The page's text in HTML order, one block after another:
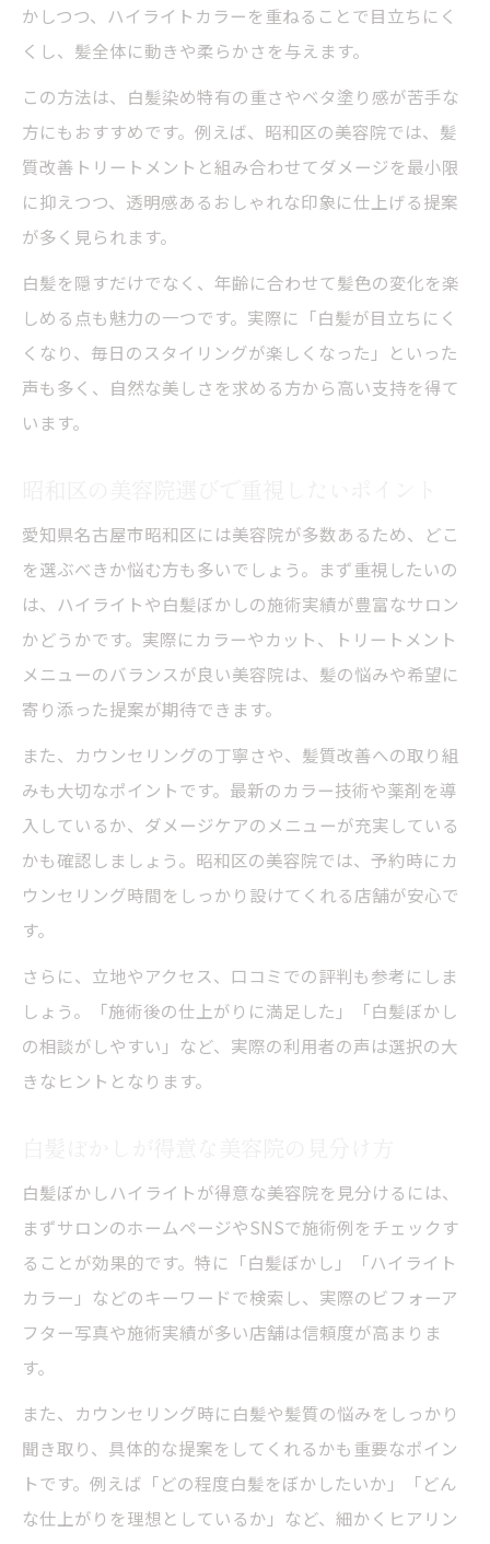
髪質改善も叶う美容院のハイライト提案例
ダメージ少なく透明感を出す秘訣を公開
美容院でダメージを抑えた施術の流れを紹
介
透明感重視の美容院ハイライト技術の特徴
白髪ぼかしで傷みにくい美容院選びの工夫
髪質改善できる美容院のこだわりポイント
トリートメント重視の美容院施術で差をつ
ける
昭和区で注目の白髪ぼかし体験ポイント
昭和区で話題の美容院白髪ぼかし体験談
美容院で相談しやすい雰囲気が人気の理由
白髪が気になり始めたら相談したい美容院
白髪ぼかしデビューにおすすめの美容院相
美容院カウンセリングで理想をしっかり伝
えるコツ
白髪が気になった時の美容院選びの新基準
美容院で悩み解消へ導く相談ポイントまと
ハイライト施術前の美容院相談で気を付け
たい点
ハイライトと白髪ぼかしの相性を徹底解説
美容院で叶えるハイライトと白髪ぼかしの
白髪ぼかしとハイライトの違いを美容院目
線で比較
美容院で人気のハイライト白髪ぼかし実例
紹介
悩みに合わせた美容院の施術提案方法とは
かしつつ、ハイライトカラーを重ねることで目立ちにく
くし、髪全体に動きや柔らかさを与えます。
この方法は、白髪染め特有の重さやベタ塗り感が苦手な
方にもおすすめです。例えば、昭和区の美容院では、髪
質改善トリートメントと組み合わせてダメージを最小限
に抑えつつ、透明感あるおしゃれな印象に仕上げる提案
が多く見られます。
白髪を隠すだけでなく、年齢に合わせて髪色の変化を楽
しめる点も魅力の一つです。実際に「白髪が目立ちにく
くなり、毎日のスタイリングが楽しくなった」といった
声も多く、自然な美しさを求める方から高い支持を得て
います。
愛知県名古屋市昭和区には美容院が多数あるため、どこ
を選ぶべきか悩む方も多いでしょう。まず重視したいの
は、ハイライトや白髪ぼかしの施術実績が豊富なサロン
かどうかです。実際にカラーやカット、トリートメント
メニューのバランスが良い美容院は、髪の悩みや希望に
寄り添った提案が期待できます。
また、カウンセリングの丁寧さや、髪質改善への取り組
みも大切なポイントです。最新のカラー技術や薬剤を導
入しているか、ダメージケアのメニューが充実している
かも確認しましょう。昭和区の美容院では、予約時にカ
ウンセリング時間をしっかり設けてくれる店舗が安心で
す。
さらに、立地やアクセス、口コミでの評判も参考にしま
しょう。「施術後の仕上がりに満足した」「白髪ぼかし
の相談がしやすい」など、実際の利用者の声は選択の大
きなヒントとなります。
白髪ぼかしハイライトが得意な美容院を見分けるには、
まずサロンのホームページやSNSで施術例をチェックす
ることが効果的です。特に「白髪ぼかし」「ハイライト
カラー」などのキーワードで検索し、実際のビフォーア
フター写真や施術実績が多い店舗は信頼度が高まりま
す。
また、カウンセリング時に白髪や髪質の悩みをしっかり
聞き取り、具体的な提案をしてくれるかも重要なポイン
トです。例えば「どの程度白髪をぼかしたいか」「どん
な仕上がりを理想としているか」など、細かくヒアリン